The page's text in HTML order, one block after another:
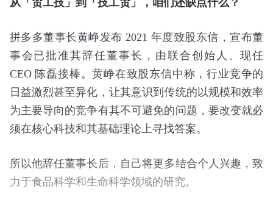
从「贸工技」到「技工贸」，咱们还缺点什么？
拼多多董事长黄峥发布 2021 年度致股东信，宣布董
事会已批准其辞任董事长，由联合创始人、现任
CEO 陈磊接棒。黄峥在致股东信中称，行业竞争的
日益激烈甚至异化，让其意识到传统的以规模和效率
为主要导向的竞争有其不可避免的问题，要改变就必
须在核心科技和其基础理论上寻找答案。
所以他辞任董事长后，自己将更多结合个人兴趣，致
力于食品科学和生命科学领域的研究。